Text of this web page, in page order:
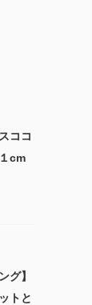
ココ
cm
グ】
トと